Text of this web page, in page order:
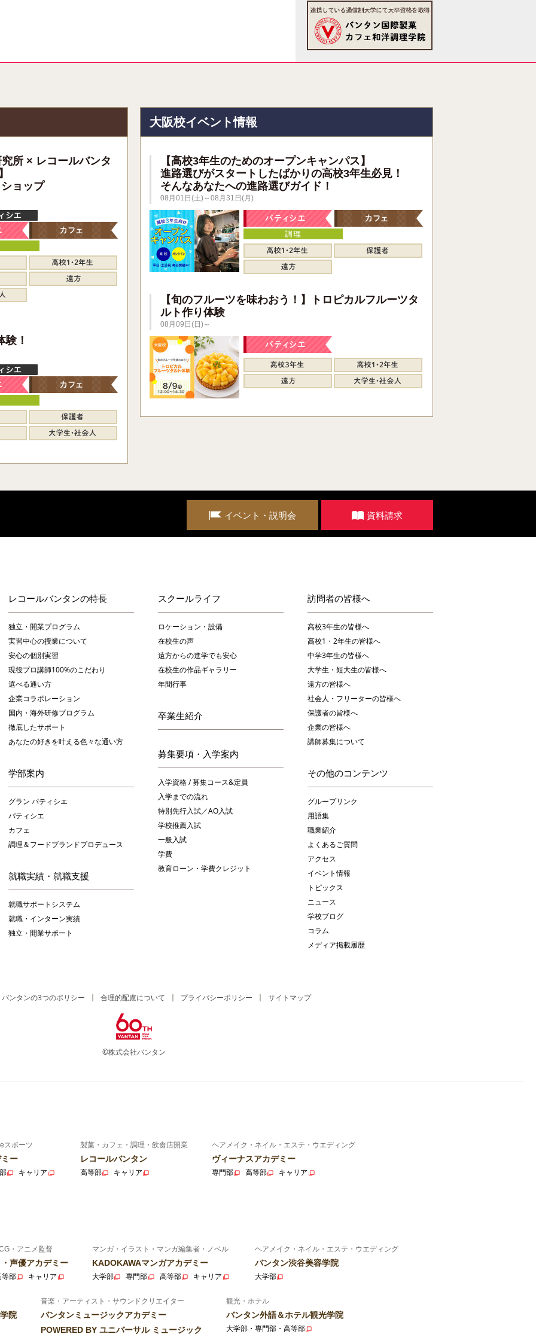
所 × レコールバンタ
ョップ
！
大阪校イベント情報
【高校3年生のためのオープンキャンパス】
進路選びがスタートしたばかりの高校3年生必見！
そんなあなたへの進路選びガイド！
08月01日(土)～08月31日(月)
【旬のフルーツを味わおう！】トロピカルフルーツタ
ルト作り体験
08月09日(日)～
イベント・説明会 資料請求
レコールバンタンの特長
独立・開業プログラム
実習中心の授業について
安心の個別実習
現役プロ講師100%のこだわり
選べる通い方
企業コラボレーション
国内・海外研修プログラム
徹底したサポート
あなたの好きを叶える⾊々な通い⽅
学部案内
グラン パティシエ
パティシエ
カフェ
調理＆フードブランドプロデュース
就職実績・就職支援
就職サポートシステム
就職・インターン実績
独立・開業サポート
スクールライフ
ロケーション・設備
在校生の声
遠方からの進学でも安心
在校生の作品ギャラリー
年間行事
卒業生紹介
募集要項・入学案内
入学資格 / 募集コース&定員
入学までの流れ
特別先行入試／AO入試
学校推薦入試
一般入試
学費
教育ローン・学費クレジット
訪問者の皆様へ
高校3年生の皆様へ
高校1・2年生の皆様へ
中学3年生の皆様へ
大学生・短大生の皆様へ
遠方の皆様へ
社会人・フリーターの皆様へ
保護者の皆様へ
企業の皆様へ
講師募集について
その他のコンテンツ
グループリンク
用語集
職業紹介
よくあるご質問
アクセス
イベント情報
トピックス
ニュース
学校ブログ
コラム
メディア掲載履歴
バンタンの3つのポリシー 合理的配慮について プライバシーポリシー サイトマップ
©株式会社バンタン
スポーツ
ー
キャリア
製菓・カフェ・調理・飲食店開業
レコールバンタン
高等部 キャリア
ヘアメイク・ネイル・エステ・ウエディング
ヴィーナスアカデミー
専門部 高等部 キャリア
・アニメ監督
声優アカデミー
等部 キャリア
マンガ・イラスト・マンガ編集者・ノベル
KADOKAWAマンガアカデミー
大学部 専門部 高等部 キャリア
ヘアメイク・ネイル・エステ・ウエディング
バンタン渋谷美容学院
大学部
院
音楽・アーティスト・サウンドクリエイター
バンタンミュージックアカデミー
POWERED BY ユニバーサル ミュージック
観光・ホテル
バンタン外語＆ホテル観光学院
大学部・専門部・高等部